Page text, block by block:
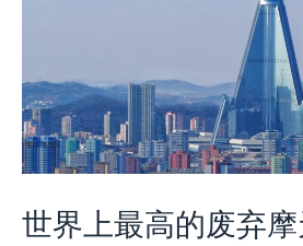
世界上最高的废弃